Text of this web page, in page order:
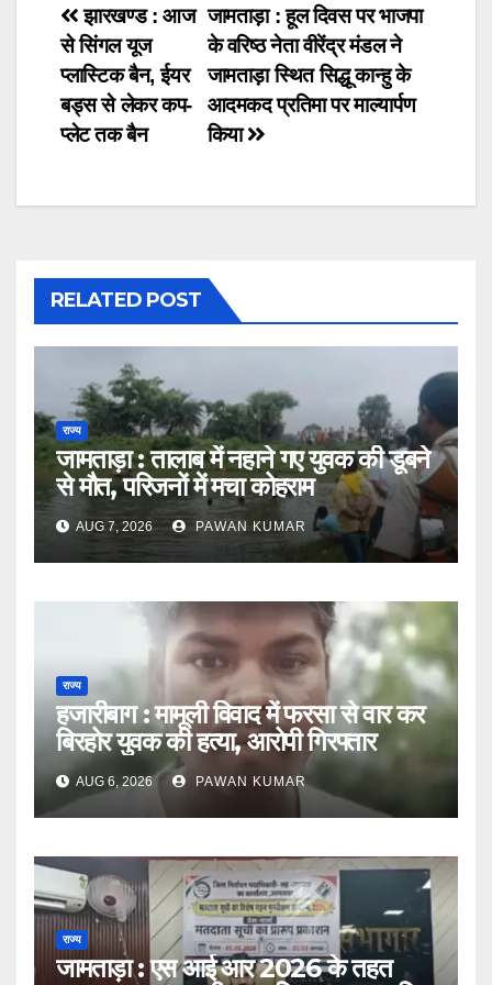
Post
navigation
जामताड़ा : हूल दिवस पर भाजपा
के वरिष्ठ नेता वीरेंद्र मंडल ने
जामताड़ा स्थित सिद्धू कान्हु के
आदमकद प्रतिमा पर माल्यार्पण
किया
झारखण्ड : आज
से सिंगल यूज
प्लास्टिक बैन, ईयर
बड्स से लेकर कप-
प्लेट तक बैन
RELATED POST
राज्य
जामताड़ा : तालाब में नहाने गए युवक की डूबने
से मौत, परिजनों में मचा कोहराम
AUG 7, 2026 PAWAN KUMAR
राज्य
हजारीबाग : मामूली विवाद में फरसा से वार कर
बिरहोर युवक की हत्या, आरोपी गिरफ्तार
AUG 6, 2026 PAWAN KUMAR
राज्य
जामताड़ा : एस आई आर 2026 के तहत